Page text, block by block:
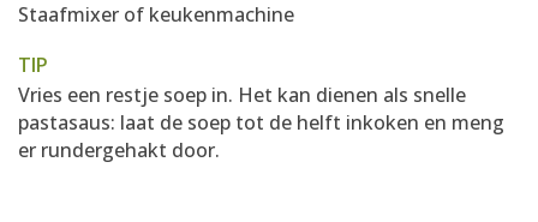
Staafmixer of keukenmachine
TIP
Vries een restje soep in. Het kan dienen als snelle
pastasaus: laat de soep tot de helft inkoken en meng
er rundergehakt door.